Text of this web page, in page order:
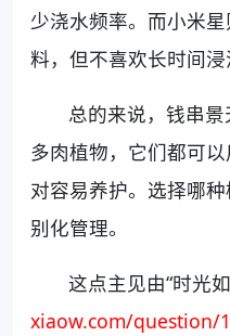
少浇水频率。而小米
料，但不喜欢长时间浸
总的来说，钱串
多肉植物，它们都可
对容易养护。选择哪
别化管理。
这点主见由“时光
xiaow.com/question/